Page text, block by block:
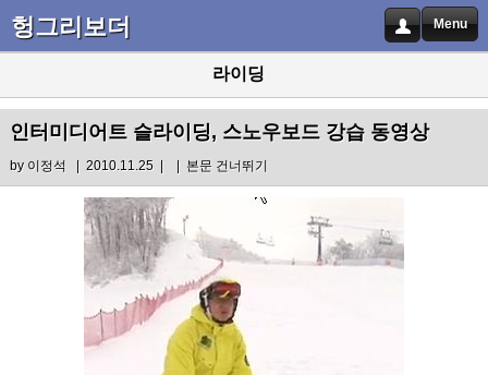
헝그리보더 Menu
라이딩
인터미디어트 슬라이딩, 스노우보드 강습 동영상
by 이정석 | 2010.11.25 | | 본문 건너뛰기